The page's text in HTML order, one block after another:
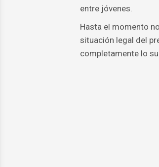
entre jóvenes.
Hasta el momento
situación legal del
completamente lo